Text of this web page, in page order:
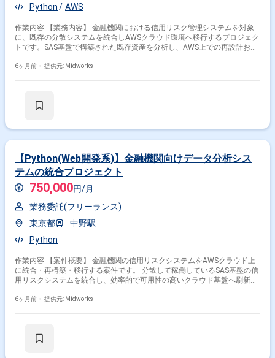
Python
AWS
作業内容 【業務内容】 金融機関における信用リスク管理システムを対象
に、既存の分散システムを統合しAWSクラウド環境へ移行するプロジェク
トです。SAS基盤で構築された既存資産を分析し、AWS上での再設計およ
の構築を通じて、業務効率化とリスク管理高度化を実現する業務を担当し
6ヶ月前・ 提供元: Midworks
【Python(Web開発系)】金融機関向けデータ分析シス
テムの統合プロジェクト
750,000円/月
業務委託(フリーランス)
東京都
中野駅
Python
作業内容 【案件概要】 金融機関の信用リスクシステムをAWSクラウド上
に統合・再構築・移行する案件です。 分散して稼働しているSAS基盤の信
用リスクシステムを統合し、効率的で可用性の高いクラウド基盤へ刷新し
理など、最新技術を駆使したシステム再構築を担当いただきます。 既存シ
データ処理実装 ・既存SAS基盤のクラウド環境への移行作業 ・データ分析
6ヶ月前・ 提供元: Midworks